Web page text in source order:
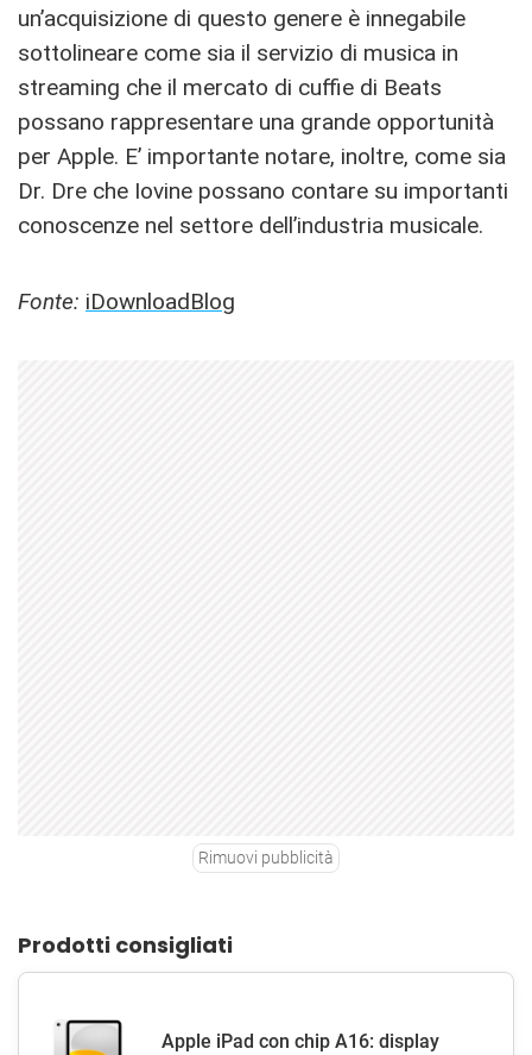
un’acquisizione di questo genere è innegabile
sottolineare come sia il servizio di musica in
streaming che il mercato di cuffie di Beats
possano rappresentare una grande opportunità
per Apple. E’ importante notare, inoltre, come sia
Dr. Dre che Iovine possano contare su importanti
conoscenze nel settore dell’industria musicale.
Fonte: iDownloadBlog
Rimuovi pubblicità
Prodotti consigliati
Apple iPad con chip A16: display